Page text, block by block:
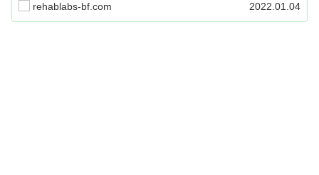
rehablabs-bf.com 2022.01.04